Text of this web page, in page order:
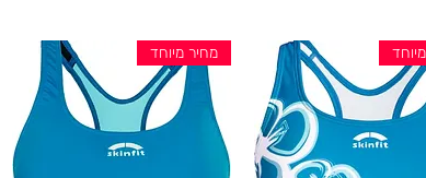
מחיר מיוחד